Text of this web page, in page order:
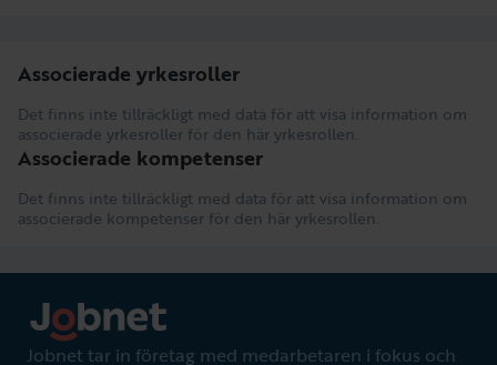
Associerade yrkesroller
Det finns inte tillräckligt med data för att visa information om
associerade yrkesroller för den här yrkesrollen.
Associerade kompetenser
Det finns inte tillräckligt med data för att visa information om
associerade kompetenser för den här yrkesrollen.
Jobnet tar in företag med medarbetaren i fokus och